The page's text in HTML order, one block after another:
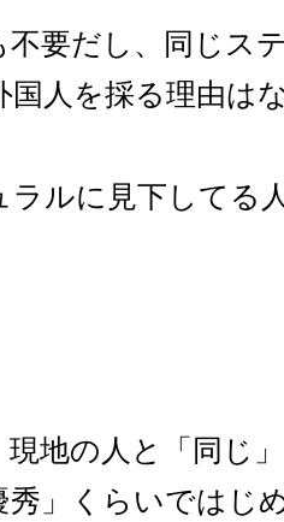
要だし、同じス
国人を採る理由は
ラルに見下してる
地の人と「同じ
」くらいではじ